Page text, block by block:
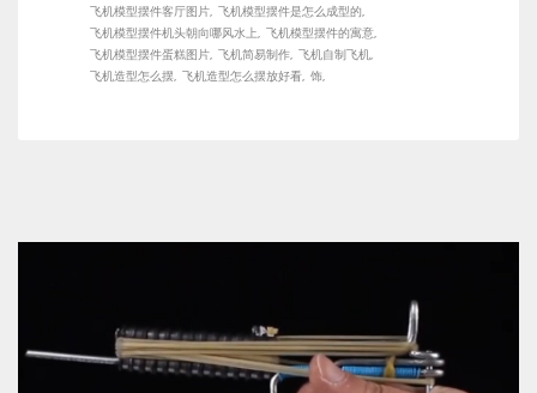
飞机模型摆件客厅图片 飞机模型摆件是怎么成型的
飞机模型摆件机头朝向哪风水上 飞机模型摆件的寓意
飞机模型摆件蛋糕图片 飞机简易制作 飞机自制飞机
飞机造型怎么摆 飞机造型怎么摆放好看 饰